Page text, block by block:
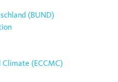
(BUND)
(ECCMC)